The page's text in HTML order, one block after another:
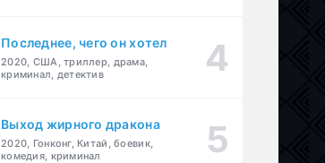
Последнее, чего он хотел
2020, США, триллер, драма,
криминал, детектив
Выход жирного дракона
2020, Гонконг, Китай, боевик,
комедия, криминал